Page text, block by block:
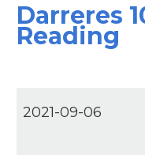
CAMON
CAMON
Darreres
Reading
2021-09-06